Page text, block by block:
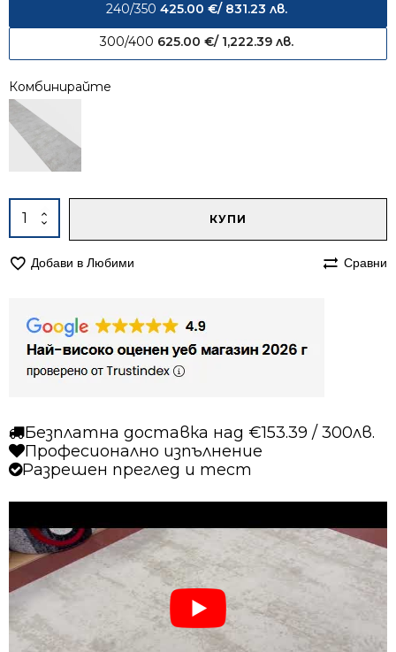
240/350 425.00 €/ 831.23 лв.
300/400 625.00 €/ 1,222.39 лв.
Комбинирайте
количество
за
240/350
кремав
КУПИ
Добави в Любими Сравни
Безплатна доставка над €153.39 / 300лв.
Професионално изпълнение
Разрешен преглед и тест